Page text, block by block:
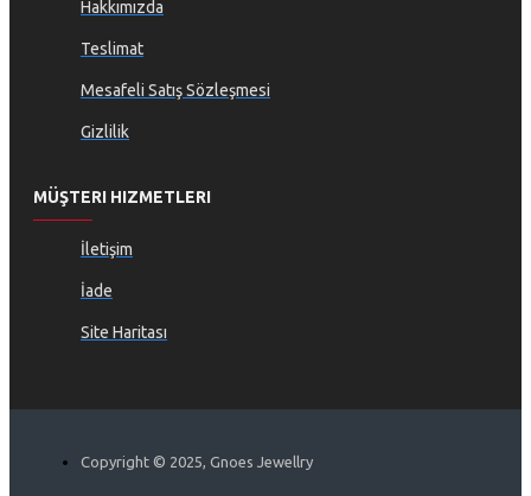
Hakkımızda
Teslimat
Mesafeli Satış Sözleşmesi
Gizlilik
MÜŞTERI HIZMETLERI
İletişim
İade
Site Haritası
Copyright © 2025, Gnoes Jewellry